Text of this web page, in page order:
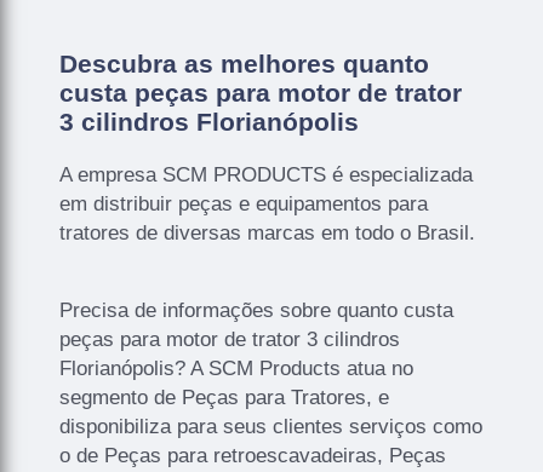
Descubra as melhores quanto
custa peças para motor de trator
3 cilindros Florianópolis
A empresa SCM PRODUCTS é especializada
em distribuir peças e equipamentos para
tratores de diversas marcas em todo o Brasil.
Precisa de informações sobre quanto custa
peças para motor de trator 3 cilindros
Florianópolis? A SCM Products atua no
segmento de Peças para Tratores, e
disponibiliza para seus clientes serviços como
o de Peças para retroescavadeiras, Peças